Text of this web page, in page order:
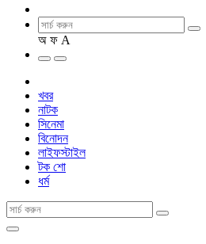
অ ফ A
খবর
নাটক
সিনেমা
বিনোদন
লাইফস্টাইল
টক শো
ধর্ম